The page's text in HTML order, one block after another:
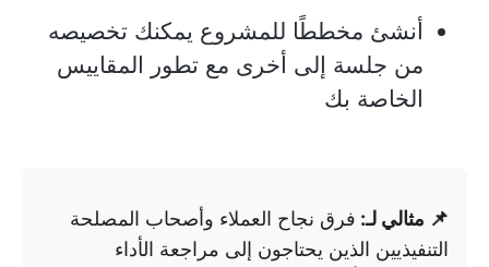
أنشئ مخططًا للمشروع يمكنك تخصيصه
من جلسة إلى أخرى مع تطور المقاييس
الخاصة بك
📌 مثالي لـ: فرق نجاح العملاء وأصحاب المصلحة
التنفيذيين الذين يحتاجون إلى مراجعة الأداء